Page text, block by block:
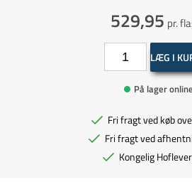
529,95 pr.
LÆG I
På lager online
Fri fragt ved køb
Fri fragt ved
Kongelig